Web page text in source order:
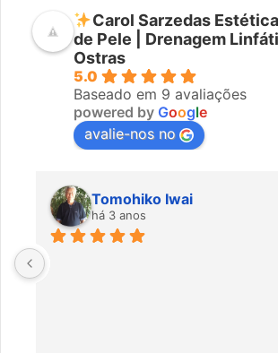
Carol Sarzedas
de Pele | Drenagem
Ostras
5.0
Baseado em 9 avaliações
powered by Google
avalie-nos no
Tomohiko Iwai
há 3 anos